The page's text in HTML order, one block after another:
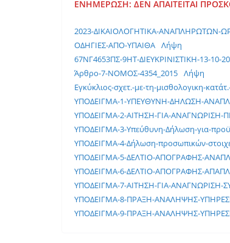
ΕΝΗΜΕΡΩΣΗ: ΔΕΝ ΑΠΑΙΤΕΙΤΑΙ
2023-ΔΙΚΑΙΟΛΟΓΗΤΙΚΑ-ΑΝΑΠΛΗΡΩΤΩΝ-
ΟΔΗΓΙΕΣ-ΑΠΟ-ΥΠΑΙΘΑ Λήψη
67ΝΓ4653ΠΣ-9ΗΤ-ΔΙΕΥΚΡΙΝΙΣΤΙΚΗ-13-10-
Άρθρο-7-ΝΟΜΟΣ-4354_2015 Λήψη
Εγκύκλιος-σχετ.-με-τη-μισθολογικη-
ΥΠΟΔΕΙΓΜΑ-1-ΥΠΕΥΘΥΝΗ-ΔΗΛΩΣΗ-
ΥΠΟΔΕΙΓΜΑ-2-ΑΙΤΗΣΗ-ΓΙΑ-ΑΝΑΓΝΩΡΙΣΗ-
ΥΠΟΔΕΙΓΜΑ-3-Υπεύθυνη-Δήλωση-για-
ΥΠΟΔΕΙΓΜΑ-4-Δήλωση-προσωπικών-
ΥΠΟΔΕΙΓΜΑ-5-ΔΕΛΤΙΟ-ΑΠΟΓΡΑΦΗΣ-
ΥΠΟΔΕΙΓΜΑ-6-ΔΕΛΤΙΟ-ΑΠΟΓΡΑΦΗΣ-
ΥΠΟΔΕΙΓΜΑ-7-ΑΙΤΗΣΗ-ΓΙΑ-ΑΝΑΓΝΩΡΙΣΗ-
ΥΠΟΔΕΙΓΜΑ-8-ΠΡΑΞΗ-ΑΝΑΛΗΨΗΣ-
ΥΠΟΔΕΙΓΜΑ-9-ΠΡΑΞΗ-ΑΝΑΛΗΨΗΣ-